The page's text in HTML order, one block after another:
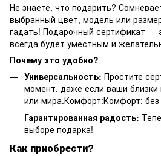
Не знаете, что подарить?
выбранный цвет, модель или
гадать! Подарочный сертификат —
всегда будет уместным и
Почему это удобно?
Универсальность: Простите
момент, даже если ваши близки
или мира.Комфорт:Комфорт: без
Гарантированная радость:
выборе подарка!
Как приобрести?